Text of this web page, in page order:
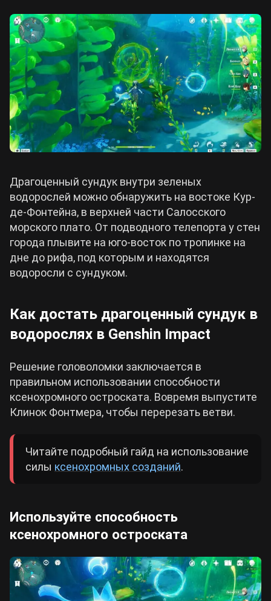
Драгоценный сундук внутри зеленых
водорослей можно обнаружить на востоке Кур-
де-Фонтейна, в верхней части Салосского
морского плато. От подводного телепорта у стен
города плывите на юго-восток по тропинке на
дне до рифа, под которым и находятся
водоросли с сундуком.
Как достать драгоценный сундук в
водорослях в Genshin Impact
Решение головоломки заключается в
правильном использовании способности
ксенохромного остроската. Вовремя выпустите
Клинок Фонтмера, чтобы перерезать ветви.
Читайте подробный гайд на использование
силы ксенохромных созданий.
Используйте способность
ксенохромного остроската